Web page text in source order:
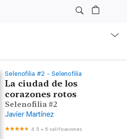
Selenofilia #2 - Selenofilia
La ciudad de los
corazones rotos
Selenofilia #2
Javier Martínez
4.5 • 6 calificaciones